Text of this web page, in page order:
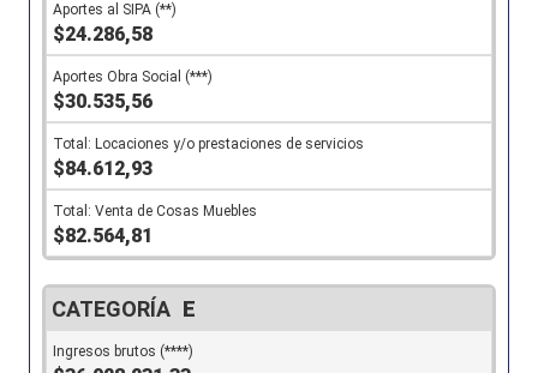
$24.286,58
$30.535,56
$84.612,93
$82.564,81
E